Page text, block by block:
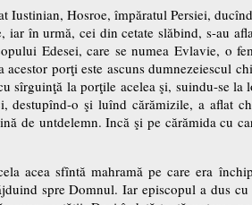
Hosroe, împăratul Persiei,
iar în urmă, cei din cetate slăbind, s-au
Edesei, care se numea Evlavie, o
porţi este ascuns dumnezeiescul
sîrguinţă la porţile acelea şi, suindu-se
destupînd-o şi luînd cărămizile, a aflat
de untdelemn. Incă şi pe cărămida cu
acea sfîntă mahramă pe care era
spre Domnul. Iar episcopul a dus